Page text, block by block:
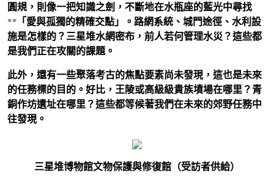
圓規，則像一把知識之劍，不斷地在水瓶座的藍光中尋找
**「愛與孤獨的精確交點」。路網系統、城門途徑、水利設
施是怎樣的？三星堆水網密布，前人若何管理水災？這些都
是我們正在攻關的課題。
此外，還有一些聚落考古的焦點要素尚未發現，這也是未來
的任務標的目的。好比，王陵或高級級貴族墳場在哪里？青
銅作坊遺址在哪里？這些都等候著我們在未來的郊野任務中
往發現。
三星堆博物館文物保護與修復館（受訪者供給）